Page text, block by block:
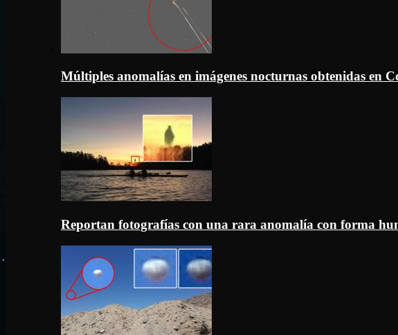
Múltiples anomalías en imágenes nocturnas obtenidas en
Reportan fotografías con una rara anomalía con forma